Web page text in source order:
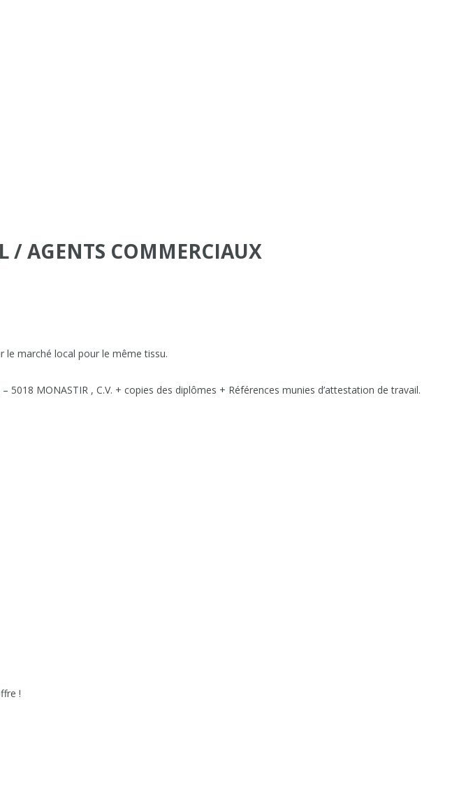
/ AGENTS COMMERCIAUX
le marché local pour le même tissu.
5018 MONASTIR , C.V. + copies des diplômes + Références munies d’attestation de travail.
!